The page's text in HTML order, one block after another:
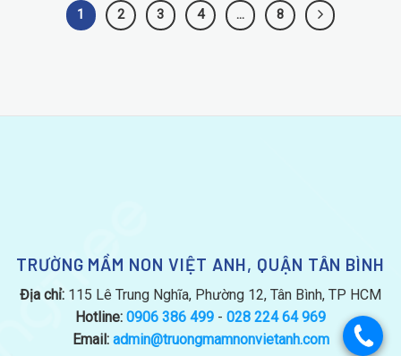
.
1 2 3 4 … 8
TRƯỜNG MẦM NON VIỆT ANH, QUẬN TÂN BÌNH
Địa chỉ: 115 Lê Trung Nghĩa, Phường 12, Tân Bình, TP HCM
Hotline: 0906 386 499 - 028 224 64 969
Email: admin@truongmamnonvietanh.com